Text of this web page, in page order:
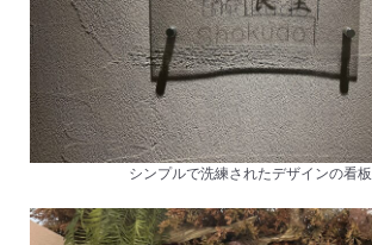
シンプルで洗練されたデザインの看板